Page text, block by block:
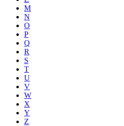
M
N
O
P
Q
R
S
T
U
V
W
X
Y
Z